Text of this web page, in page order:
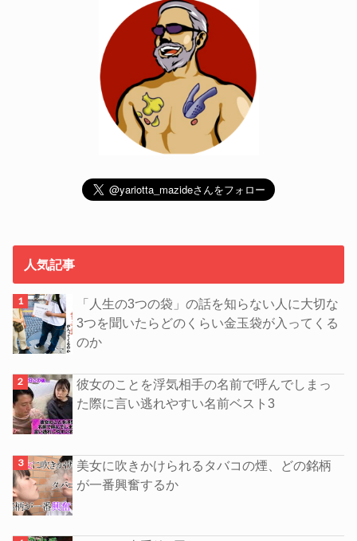
人気記事
「人生の3つの袋」の話を知らない人に大切な
3つを聞いたらどのくらい金玉袋が入ってくる
のか
彼女のことを浮気相手の名前で呼んでしまっ
た際に言い逃れやすい名前ベスト3
美女に吹きかけられるタバコの煙、どの銘柄
が一番興奮するか